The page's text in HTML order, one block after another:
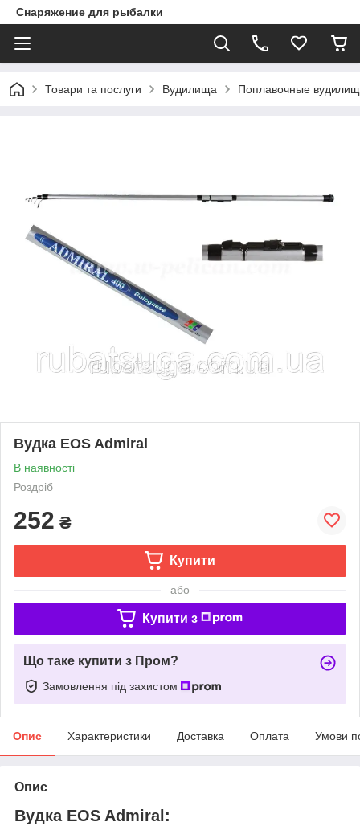
Снаряжение для рыбалки
Товари та послуги Вудилища Поплавочные
Вудка EOS Admiral
В наявності
Роздріб
252 ₴
Купити
або
Купити з
Що таке купити з Пром?
Замовлення під захистом
Опис Характеристики Доставка Оплата Умови
Опис
Вудка EOS Admiral: